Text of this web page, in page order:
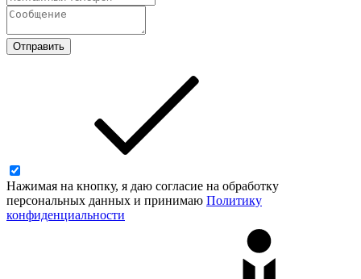
Отправить
Нажимая на кнопку, я даю согласие на обработку
персональных данных и принимаю Политику
конфиденциальности